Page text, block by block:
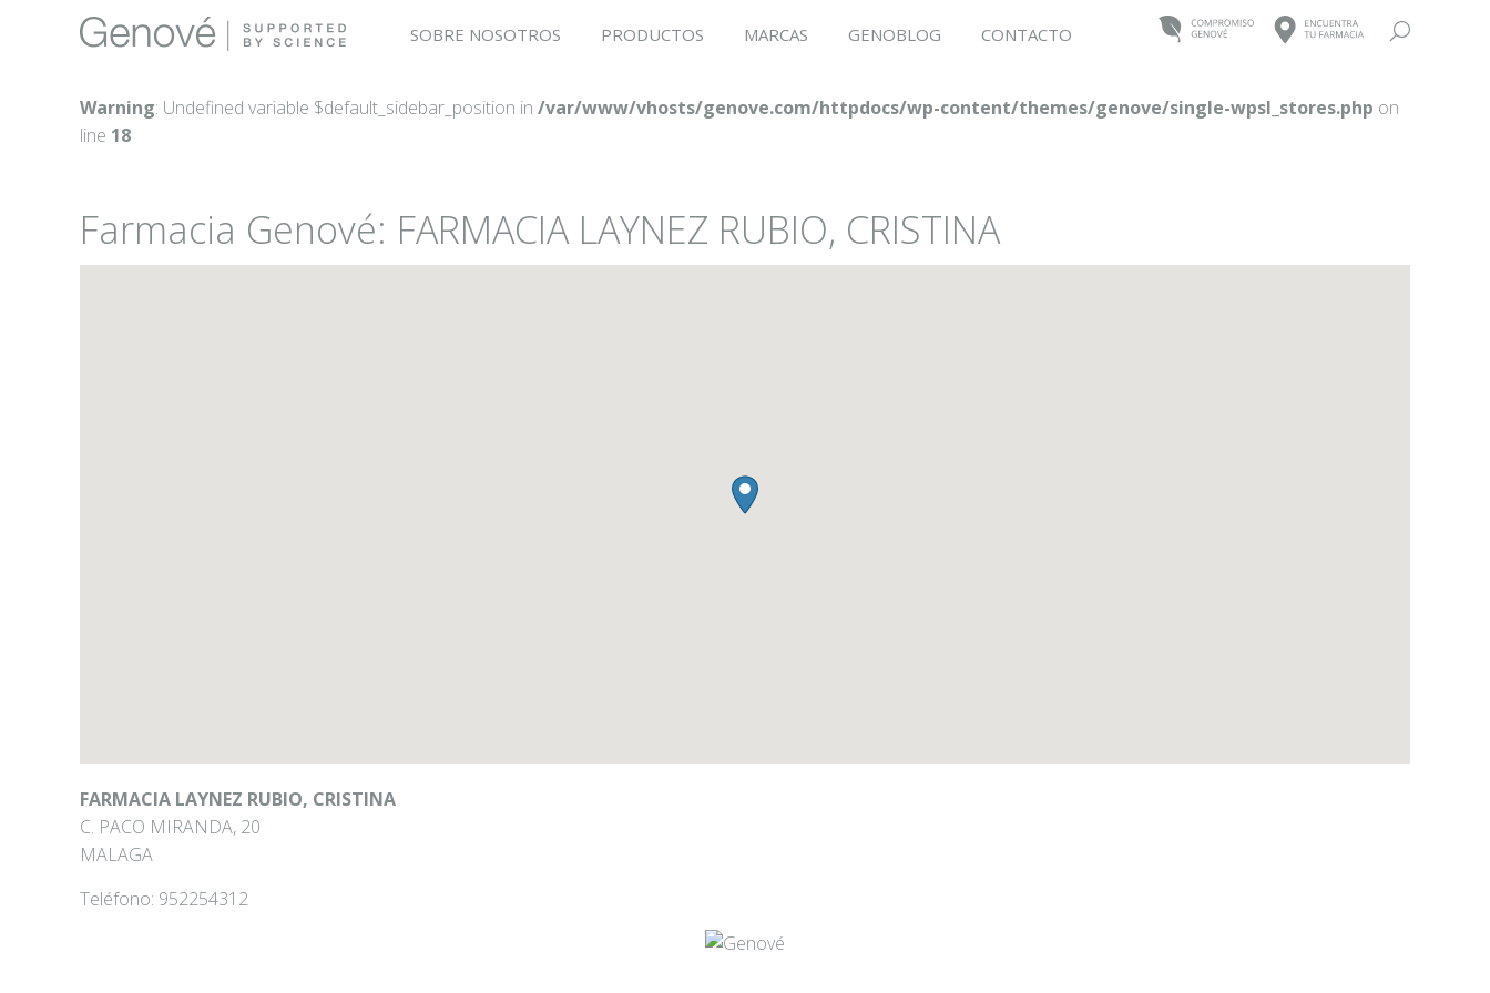
SOBRE NOSOTROS PRODUCTOS MARCAS GENOBLOG CONTACTO Buscar:
Warning: Undefined variable $default_sidebar_position in /var/www/vhosts/genove.com/httpdocs/wp-content/themes/genove/single-wpsl_stores.php on
line 18
Farmacia Genové: FARMACIA LAYNEZ RUBIO, CRISTINA
FARMACIA LAYNEZ RUBIO, CRISTINA
C. PACO MIRANDA, 20
MALAGA
Teléfono: 952254312